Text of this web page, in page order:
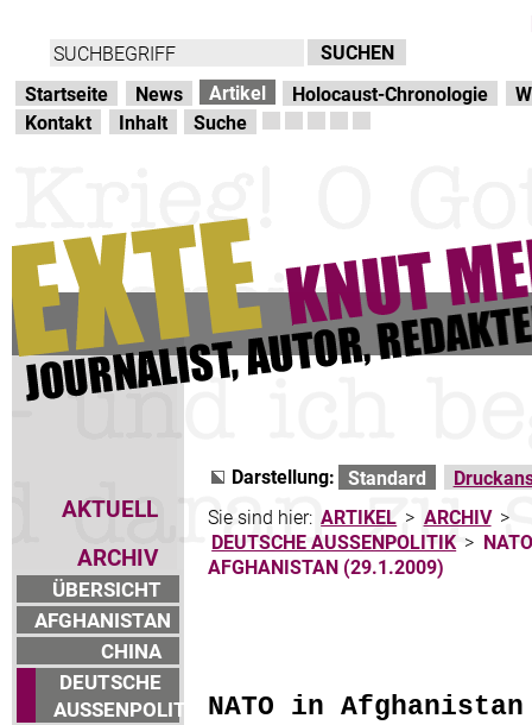
Startseite News Artikel Holocaust-Chronologie
Kontakt
Inhalt Suche
AKTUELL
ARCHIV
ÜBERSICHT
AFGHANISTAN
CHINA
DEUTSCHE
AUSSENPOLITIK
Darstellung: Standard
Sie sind hier: ARTIKEL > ARCHIV >
DEUTSCHE AUSSENPOLITIK >
AFGHANISTAN (29.1.2009)
NATO in Afghanistan